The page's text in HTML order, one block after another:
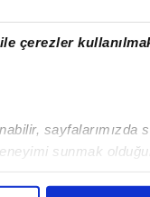
çerezler
sayfalarımızda
sunmak